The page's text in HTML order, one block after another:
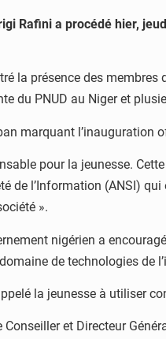
Rafini a procédé hier,
la présence des
du PNUD au Niger et
marquant l’inauguration
pour la jeunesse.
de l’Information (ANSI)
».
nigérien a
de technologies de
la jeunesse à utiliser
et Directeur